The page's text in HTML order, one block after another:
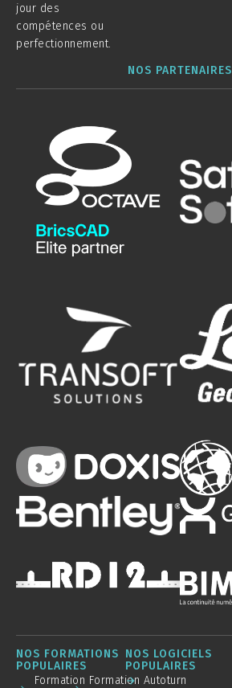
jour des
compétences ou
perfectionnement.
NOS PARTENAIRES
NOS FORMATIONS
POPULAIRES
Formation Formation
NOS LOGICIELS
POPULAIRES
Autoturn